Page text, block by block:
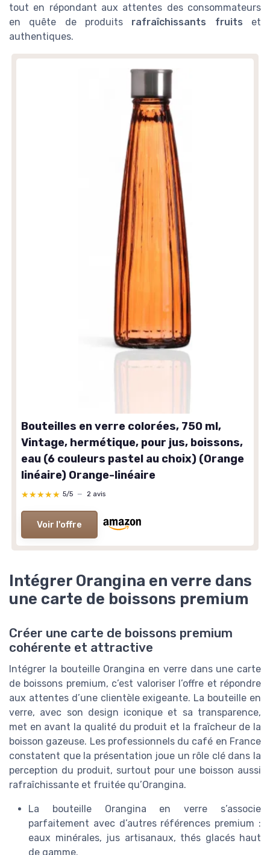
tout en répondant aux attentes des consommateurs
en quête de produits rafraîchissants fruits et
authentiques.
Bouteilles en verre colorées, 750 ml,
Vintage, hermétique, pour jus, boissons,
eau (6 couleurs pastel au choix) (Orange
linéaire) Orange-linéaire
★★★★★
★★★★★ 5/5 — 2 avis
Voir l'offre
Intégrer Orangina en verre dans
une carte de boissons premium
Créer une carte de boissons premium
cohérente et attractive
Intégrer la bouteille Orangina en verre dans une carte
de boissons premium, c’est valoriser l’offre et répondre
aux attentes d’une clientèle exigeante. La bouteille en
verre, avec son design iconique et sa transparence,
met en avant la qualité du produit et la fraîcheur de la
boisson gazeuse. Les professionnels du café en France
constatent que la présentation joue un rôle clé dans la
perception du produit, surtout pour une boisson aussi
rafraîchissante et fruitée qu’Orangina.
La bouteille Orangina en verre s’associe
parfaitement avec d’autres références premium :
eaux minérales, jus artisanaux, thés glacés haut
de gamme.